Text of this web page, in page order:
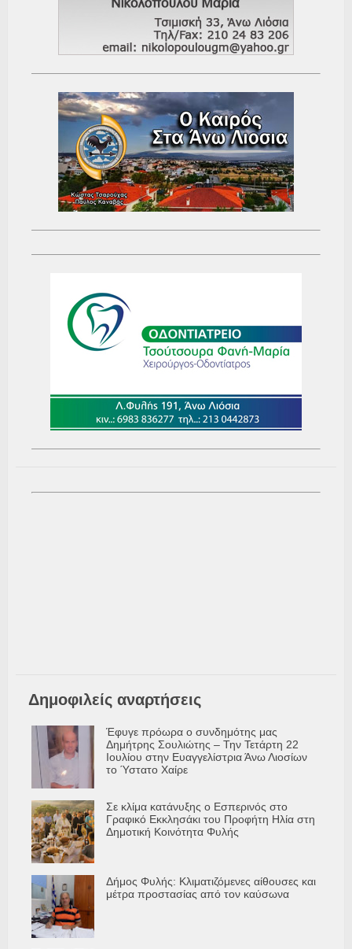
Δημοφιλείς αναρτήσεις
Έφυγε πρόωρα ο συνδημότης μας
Δημήτρης Σουλιώτης – Την Τετάρτη 22
Ιουλίου στην Ευαγγελίστρια Άνω Λιοσίων
το Ύστατο Χαίρε
Σε κλίμα κατάνυξης ο Εσπερινός στο
Γραφικό Εκκλησάκι του Προφήτη Ηλία στη
Δημοτική Κοινότητα Φυλής
Δήμος Φυλής: Κλιματιζόμενες αίθουσες και
μέτρα προστασίας από τον καύσωνα